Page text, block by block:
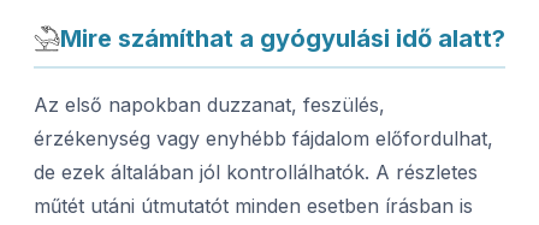
Mire számíthat a gyógyulási idő alatt?
Az első napokban duzzanat, feszülés,
érzékenység vagy enyhébb fájdalom előfordulhat,
de ezek általában jól kontrollálhatók. A részletes
műtét utáni útmutatót minden esetben írásban is